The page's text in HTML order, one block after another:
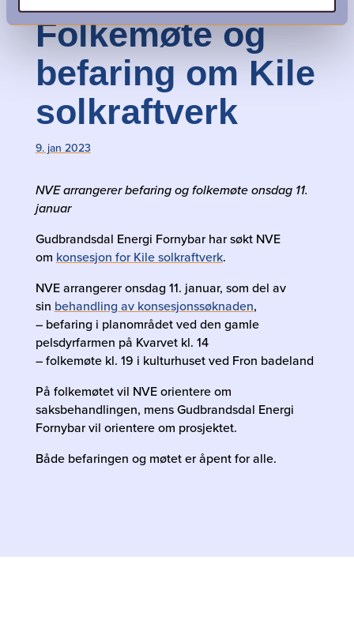
Folkemøte og
befaring om Kile
solkraftverk
9. jan 2023
NVE arrangerer befaring og folkemøte onsdag 11.
januar
Gudbrandsdal Energi Fornybar har søkt NVE
om konsesjon for Kile solkraftverk.
NVE arrangerer onsdag 11. januar, som del av
sin behandling av konsesjonssøknaden,
– befaring i planområdet ved den gamle
pelsdyrfarmen på Kvarvet kl. 14
– folkemøte kl. 19 i kulturhuset ved Fron badeland
På folkemøtet vil NVE orientere om
saksbehandlingen, mens Gudbrandsdal Energi
Fornybar vil orientere om prosjektet.
Både befaringen og møtet er åpent for alle.